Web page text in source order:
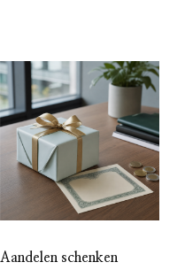
Aandelen schenken